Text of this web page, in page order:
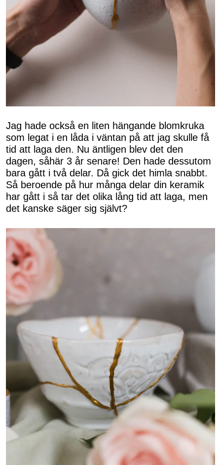
Jag hade också en liten hängande blomkruka
som legat i en låda i väntan på att jag skulle få
tid att laga den. Nu äntligen blev det den
dagen, såhär 3 år senare! Den hade dessutom
bara gått i två delar. Då gick det himla snabbt.
Så beroende på hur många delar din keramik
har gått i så tar det olika lång tid att laga, men
det kanske säger sig självt?